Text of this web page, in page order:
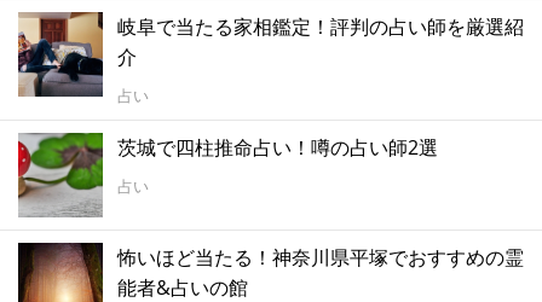
岐阜で当たる家相鑑定！評判の占い師を厳選紹
介
占い
茨城で四柱推命占い！噂の占い師2選
占い
怖いほど当たる！神奈川県平塚でおすすめの霊
能者&占いの館